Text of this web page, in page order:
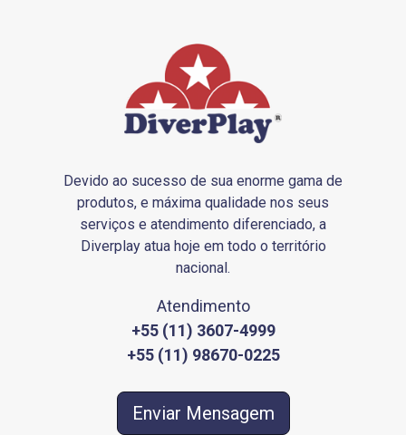
Devido ao sucesso de sua enorme gama de
produtos, e máxima qualidade nos seus
serviços e atendimento diferenciado, a
Diverplay atua hoje em todo o território
nacional.
Atendimento
+55 (11) 3607-4999
+55 (11) 98670-0225
Enviar Mensagem